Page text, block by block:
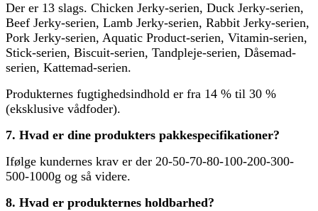
Der er 13 slags. Chicken Jerky-serien, Duck Jerky-serien,
Beef Jerky-serien, Lamb Jerky-serien, Rabbit Jerky-serien,
Pork Jerky-serien, Aquatic Product-serien, Vitamin-serien,
Stick-serien, Biscuit-serien, Tandpleje-serien, Dåsemad-
serien, Kattemad-serien.
Produkternes fugtighedsindhold er fra 14 % til 30 %
(eksklusive vådfoder).
7. Hvad er dine produkters pakkespecifikationer?
Ifølge kundernes krav er der 20-50-70-80-100-200-300-
500-1000g og så videre.
8. Hvad er produkternes holdbarhed?